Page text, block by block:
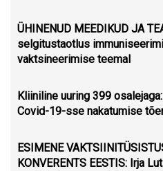
ÜHINENUD MEEDIKUD JA
selgitustaotlus
vaktsineerimise teemal
Kliiniline uuring 399
Covid-19-sse nakatumise
ESIMENE
KONVERENTS EESTIS: Irja